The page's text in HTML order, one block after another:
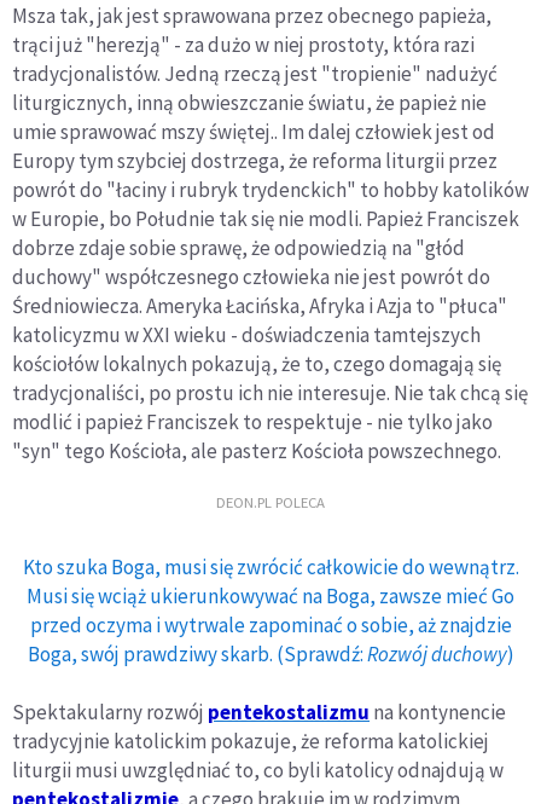
Msza tak, jak jest sprawowana przez obecnego papieża,
trąci już "herezją" - za dużo w niej prostoty, która razi
tradycjonalistów. Jedną rzeczą jest "tropienie" nadużyć
liturgicznych, inną obwieszczanie światu, że papież nie
umie sprawować mszy świętej.. Im dalej człowiek jest od
Europy tym szybciej dostrzega, że reforma liturgii przez
powrót do "łaciny i rubryk trydenckich" to hobby katolików
w Europie, bo Południe tak się nie modli. Papież Franciszek
dobrze zdaje sobie sprawę, że odpowiedzią na "głód
duchowy" współczesnego człowieka nie jest powrót do
Średniowiecza. Ameryka Łacińska, Afryka i Azja to "płuca"
katolicyzmu w XXI wieku - doświadczenia tamtejszych
kościołów lokalnych pokazują, że to, czego domagają się
tradycjonaliści, po prostu ich nie interesuje. Nie tak chcą się
modlić i papież Franciszek to respektuje - nie tylko jako
"syn" tego Kościoła, ale pasterz Kościoła powszechnego.
DEON.PL POLECA
Kto szuka Boga, musi się zwrócić całkowicie do wewnątrz.
Musi się wciąż ukierunkowywać na Boga, zawsze mieć Go
przed oczyma i wytrwale zapominać o sobie, aż znajdzie
Boga, swój prawdziwy skarb. (Sprawdź:Rozwój duchowy)
Spektakularny rozwój pentekostalizmu na kontynencie
tradycyjnie katolickim pokazuje, że reforma katolickiej
liturgii musi uwzględniać to, co byli katolicy odnajdują w